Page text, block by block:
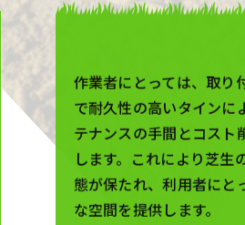
作業者にとっては、取り
で耐久性の高いタインに
テナンスの手間とコスト
します。これにより芝生
態が保たれ、利用者にと
な空間を提供します。